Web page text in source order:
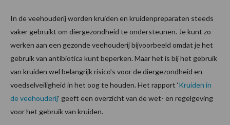
In de veehouderij worden kruiden en kruidenpreparaten steeds
vaker gebruikt om diergezondheid te ondersteunen. Je kunt zo
werken aan een gezonde veehouderij bijvoorbeeld omdat je het
gebruik van antibiotica kunt beperken. Maar het is bij het gebruik
van kruiden wel belangrijk risico’s voor de diergezondheid en
voedselveiligheid in het oog te houden. Het rapport ‘Kruiden in
de veehouderij‘ geeft een overzicht van de wet- en regelgeving
voor het gebruik van kruiden.